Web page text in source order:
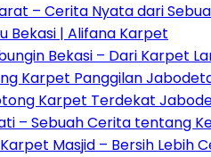
– Cerita Nyata dari
Bekasi | Alifana Karpet
Bekasi – Dari Karpet
Karpet Panggilan
Karpet Terdekat
– Sebuah Cerita tentang
Masjid – Bersih Lebih